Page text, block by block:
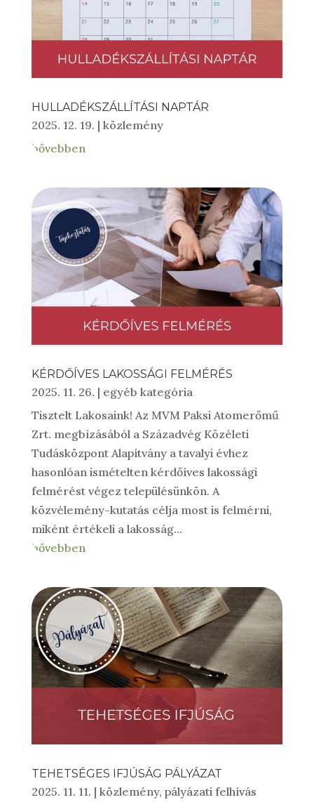
HULLADÉKSZÁLLÍTÁSI NAPTÁR
2025. 12. 19. | közlemény
bővebben
KÉRDŐÍVES LAKOSSÁGI FELMÉRÉS
2025. 11. 26. | egyéb kategória
Tisztelt Lakosaink! Az MVM Paksi Atomerőmű
Zrt. megbízásából a Századvég Közéleti
Tudásközpont Alapítvány a tavalyi évhez
hasonlóan ismételten kérdőíves lakossági
felmérést végez településünkön. A
közvélemény-kutatás célja most is felmérni,
miként értékeli a lakosság...
bővebben
TEHETSÉGES IFJÚSÁG PÁLYÁZAT
2025. 11. 11. | közlemény, pályázati felhívás